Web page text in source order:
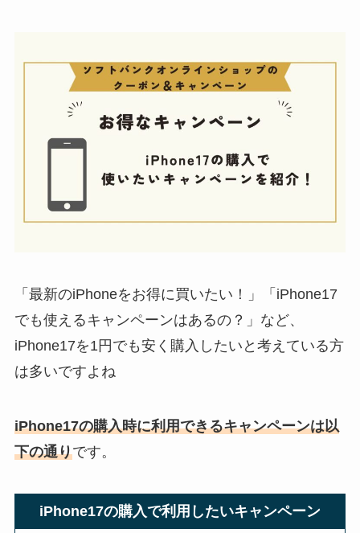
「最新のiPhoneをお得に買いたい！」「iPhone17
でも使えるキャンペーンはあるの？」など、
iPhone17を1円でも安く購入したいと考えている方
は多いですよね
iPhone17の購入時に利用できるキャンペーンは以
下の通りです。
iPhone17の購入で利用したいキャンペーン